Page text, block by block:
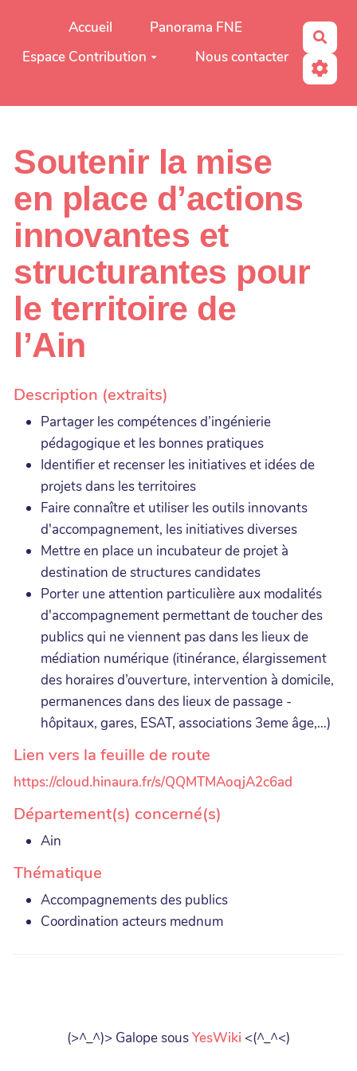
Aller au contenu principal
Accueil
Panorama FNE
Espace Contribution
Nous contacter
Soutenir la mise
en place d’actions
innovantes et
structurantes pour
le territoire de
l’Ain
Description (extraits)
Partager les compétences d’ingénierie
pédagogique et les bonnes pratiques
Identifier et recenser les initiatives et idées de
projets dans les territoires
Faire connaître et utiliser les outils innovants
d'accompagnement, les initiatives diverses
Mettre en place un incubateur de projet à
destination de structures candidates
Porter une attention particulière aux modalités
d'accompagnement permettant de toucher des
publics qui ne viennent pas dans les lieux de
médiation numérique (itinérance, élargissement
des horaires d’ouverture, intervention à domicile,
permanences dans des lieux de passage -
hôpitaux, gares, ESAT, associations 3eme âge,…)
Lien vers la feuille de route
https://cloud.hinaura.fr/s/QQMTMAoqjA2c6ad
Département(s) concerné(s)
Ain
Thématique
Accompagnements des publics
Coordination acteurs mednum
(>^_^)> Galope sousYesWiki <(^_^<)